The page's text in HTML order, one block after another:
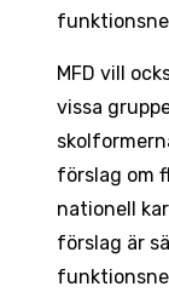
MFD vill
vissa
förslag om
nationell
förslag är